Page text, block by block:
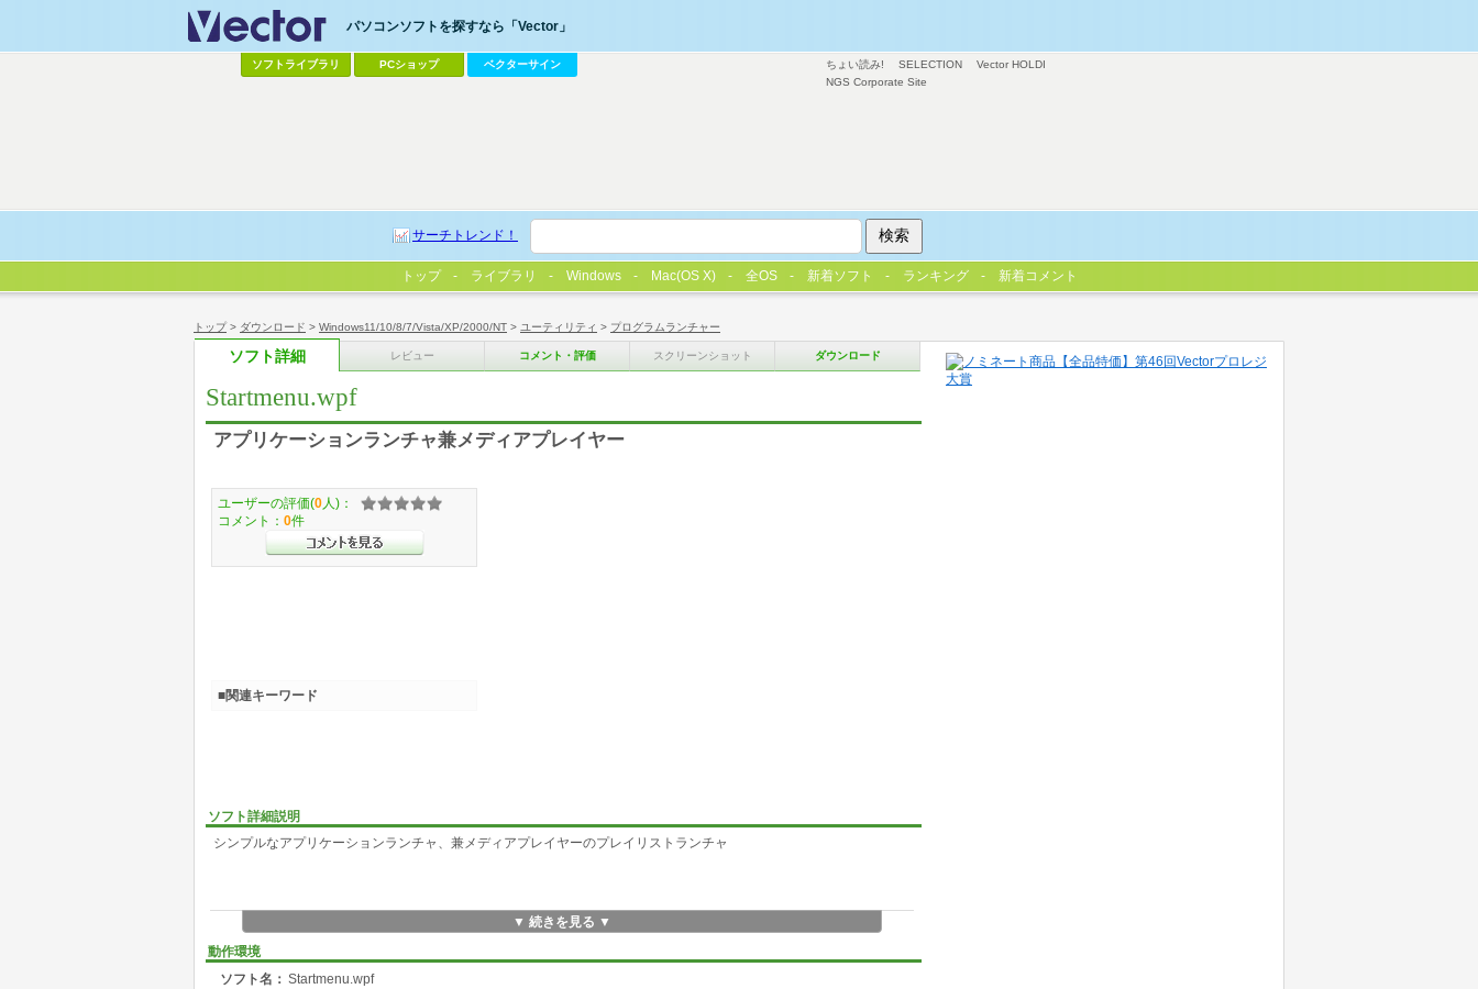
トップ> ダウンロード > Windows11/10/8/7/Vista/XP/2000/NT > ユーティリティ > プログラムランチャー
ソフト詳細 レビュー コメント・評価 スクリーンショット ダウンロード
Startmenu.wpf
アプリケーションランチャ兼メディアプレイヤー
ソフト詳細説明
シンプルなアプリケーションランチャ、兼メディアプレイヤーのプレイリストランチャ
▼ 続きを見る ▼
動作環境
ソフト名： Startmenu.wpf
ユーザーの評価(0 人)：
コメント： 0件
■関連キーワード
ちょい読み! SELECTION
Vector HOLDI
NGS Corporate Site
パソコンソフトを探すなら「Vector」
ソフトライブラリ PCショップ ベクターサイン
サーチトレンド！
トップ ライブラリ Windows Mac(OS X) 全OS 新着ソフト ランキング 新着コメント